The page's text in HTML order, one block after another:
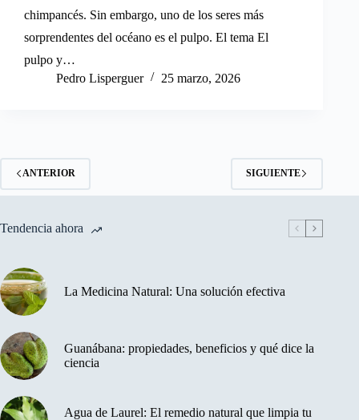
chimpancés. Sin embargo, uno de los seres más
sorprendentes del océano es el pulpo. El tema El
pulpo y…
Pedro Lisperguer
25 marzo, 2026
ANTERIOR SIGUIENTE
Tendencia ahora
La Medicina Natural: Una solución efectiva
Guanábana: propiedades, beneficios y qué dice la
ciencia
Agua de Laurel: El remedio natural que limpia tu